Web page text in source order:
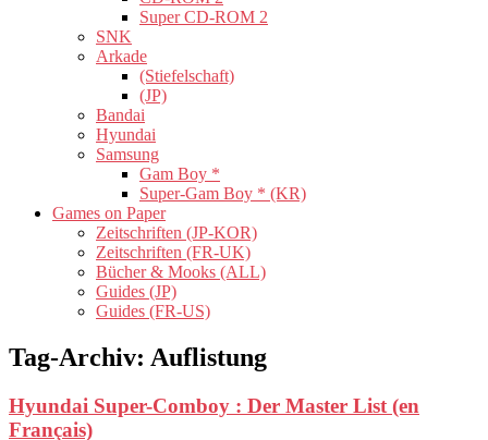
Super CD-ROM 2
SNK
Arkade
(Stiefelschaft)
(JP)
Bandai
Hyundai
Samsung
Gam Boy *
Super-Gam Boy * (KR)
Games on Paper
Zeitschriften (JP-KOR)
Zeitschriften (FR-UK)
Bücher & Mooks (ALL)
Guides (JP)
Guides (FR-US)
Tag-Archiv: Auflistung
Hyundai Super-Comboy : Der Master List (en
Français)